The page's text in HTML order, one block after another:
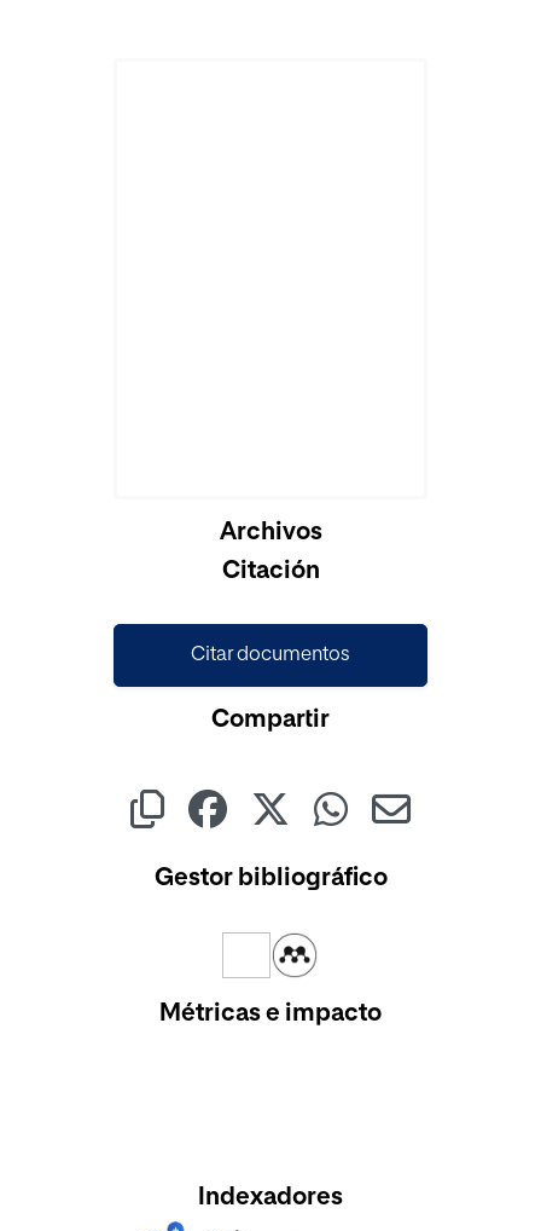
Archivos
Citación
Citar documentos
Compartir
Gestor bibliográfico
Métricas e impacto
Indexadores